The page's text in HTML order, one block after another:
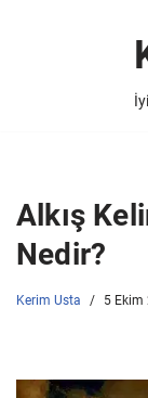
Alkış
Nedir?
Kerim Usta 5 Ekim